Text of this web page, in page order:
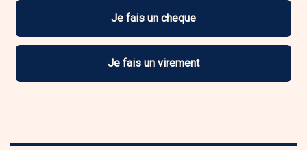
Je fais un cheque
Je fais un virement